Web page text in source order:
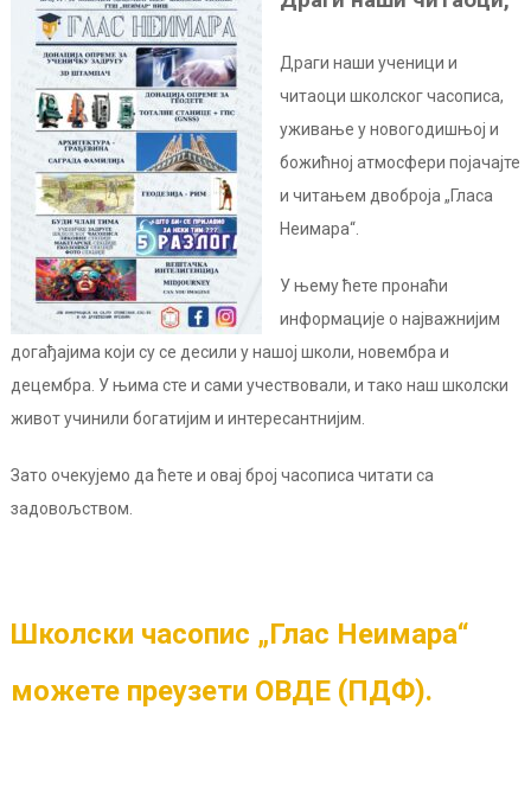
Драги наши ученици и
читаоци школског часописа,
уживање у новогодишњој и
божићној атмосфери појачајте
и читањем двоброја „Гласа
Неимара“.
У њему ћете пронаћи
информације о најважнијим
догађајима који су се десили у нашој школи, новембра и
децембра. У њима сте и сами учествовали, и тако наш школски
живот учинили богатијим и интересантнијим.
Зато очекујемо да ћете и овај број часописа читати са
задовољством.
Школски часопис „Глас Неимара“
можете преузети ОВДЕ (ПДФ).